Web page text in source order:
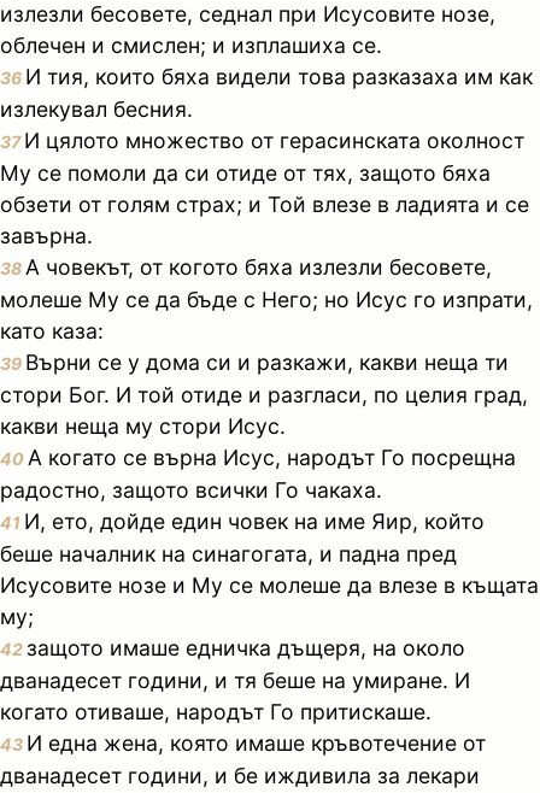
излезли бесовете, седнал при Исусовите нозе,
облечен и смислен; и изплашиха се.
36 И тия, които бяха видели това разказаха им как
излекувал бесния.
37И цялото множество от герасинската околност
Му се помоли да си отиде от тях, защото бяха
обзети от голям страх; и Той влезе в ладията и се
завърна.
38 А човекът, от когото бяха излезли бесовете,
молеше Му се да бъде с Него; но Исус го изпрати,
като каза:
39 Върни се у дома си и разкажи, какви неща ти
стори Бог. И той отиде и разгласи, по целия град,
какви неща му стори Исус.
40 А когато се върна Исус, народът Го посрещна
радостно, защото всички Го чакаха.
41 И, ето, дойде един човек на име Яир, който
беше началник на синагогата, и падна пред
Исусовите нозе и Му се молеше да влезе в къщата
му;
42 защото имаше едничка дъщеря, на около
дванадесет години, и тя беше на умиране. И
когато отиваше, народът Го притискаше.
43 И една жена, която имаше кръвотечение от
дванадесет години, и бе иждивила за лекари